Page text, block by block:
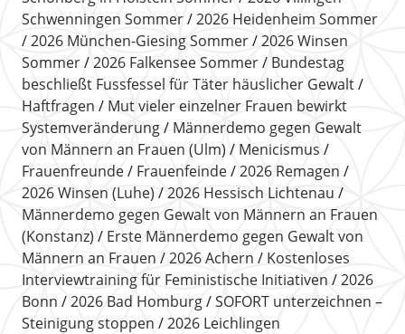
Schwenningen Sommer
2026 Heidenheim Sommer
2026 München-Giesing Sommer
2026 Winsen
Sommer
2026 Falkensee Sommer
Bundestag
beschließt Fussfessel für Täter häuslicher Gewalt
Haftfragen
Mut vieler einzelner Frauen bewirkt
Systemveränderung
Männerdemo gegen Gewalt
von Männern an Frauen (Ulm)
Menicismus
Frauenfreunde
Frauenfeinde
2026 Remagen
2026 Winsen (Luhe)
2026 Hessisch Lichtenau
Männerdemo gegen Gewalt von Männern an Frauen
(Konstanz)
Erste Männerdemo gegen Gewalt von
Männern an Frauen
2026 Achern
Kostenloses
Interviewtraining für Feministische Initiativen
2026
Bonn
2026 Bad Homburg
SOFORT unterzeichnen –
Steinigung stoppen
2026 Leichlingen